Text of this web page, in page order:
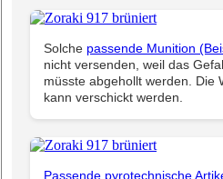
Solche passende Munition
nicht versenden, weil das
müsste abgehollt werden. Die
kann verschickt werden.
Passende pyrotechnische